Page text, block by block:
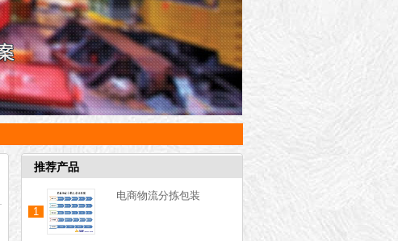
推荐产品
1
电商物流分拣包装